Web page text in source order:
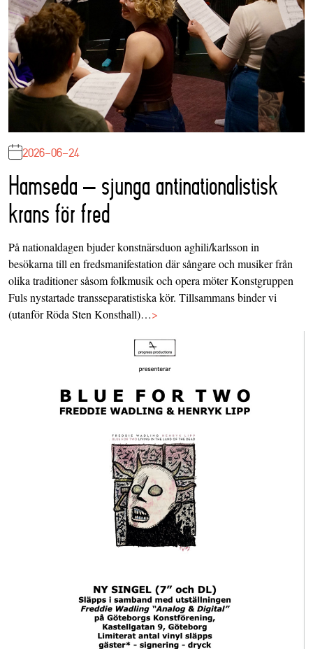
2026-06-24
Hamseda – sjunga antinationalistisk
krans för fred
På nationaldagen bjuder konstnärsduon aghili/karlsson in
besökarna till en fredsmanifestation där sångare och musiker från
olika traditioner såsom folkmusik och opera möter Konstgruppen
Fuls nystartade transseparatistiska kör. Tillsammans binder vi
(utanför Röda Sten Konsthall)…>